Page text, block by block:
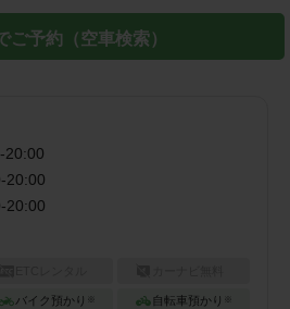
予約（空車検索）
-20:00
20:00
20:00
バイク預かり ※ 自転車預かり ※